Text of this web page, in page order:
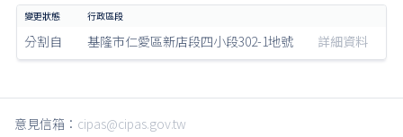
分割自 基隆市仁愛區新店段四小段302-1地號 詳細資料
意見信箱： cipas@cipas.gov.tw